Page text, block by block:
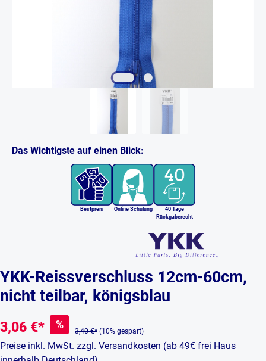
Das Wichtigste auf einen Blick:
Bestpreis Online Schulung
40 Tage
Rückgaberecht
YKK-Reissverschluss 12cm-60cm,
nicht teilbar, königsblau
3,06 €* %
3,40 €* (10% gespart)
Preise inkl. MwSt. zzgl. Versandkosten (ab 49€ frei Haus